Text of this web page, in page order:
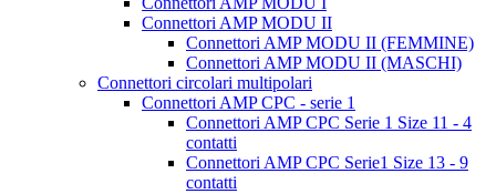
Connettori AMP MODU II
Connettori AMP MODU II (FEMMINE)
Connettori AMP MODU II (MASCHI)
Connettori circolari multipolari
Connettori AMP CPC - serie 1
Connettori AMP CPC Serie 1 Size 11 - 4
contatti
Connettori AMP CPC Serie1 Size 13 - 9
contatti